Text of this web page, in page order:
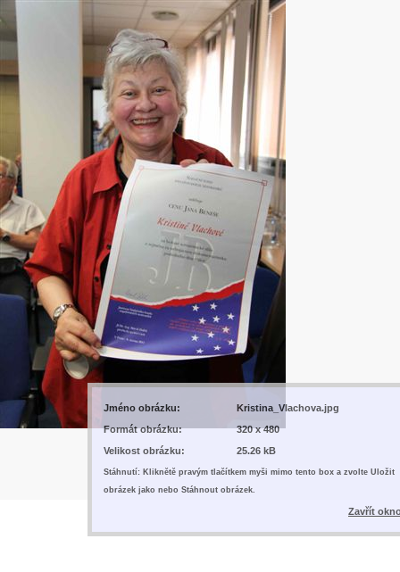
Jméno obrázku:
Kristina_Vlachova.jpg
Formát obrázku:
320 x 480
Velikost obrázku:
25.26 kB
Stáhnutí: Kliknětě pravým tlačítkem myši mimo tento box a zvolte Uložit
obrázek jako nebo Stáhnout obrázek.
Zavřít